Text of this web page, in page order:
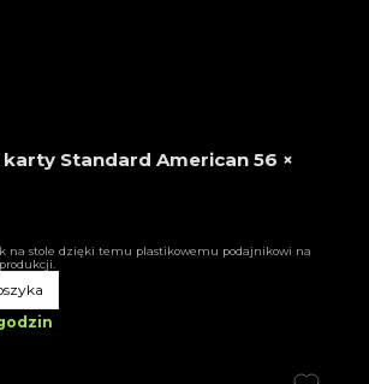
Standard American 56 ×
na stole dzięki temu plastikowemu podajnikowi na